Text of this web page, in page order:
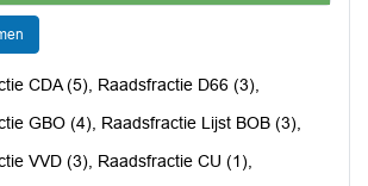
CDA (5), Raadsfractie D66 (3),
GBO (4), Raadsfractie Lijst BOB (3),
VVD (3), Raadsfractie CU (1),